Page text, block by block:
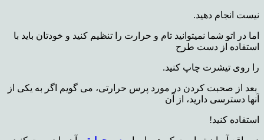
نیست انجام دهید.
اما در اتو شما نمیتوانید تام و حرارت را تنظیم کنید و خودتان باید با
استفاده از دست طرح
را روی تیشرت چاپ کنید.
بعد از صحبت کردن در مورد پرس حرارتی، می گویم اگر به یکی از
آنها دسترسی دارید، از آن
استفاده کنید!